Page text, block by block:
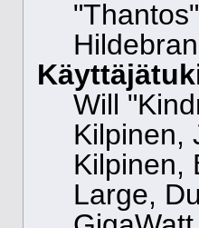
Will
Kilpinen,
Kilpinen,
Large,